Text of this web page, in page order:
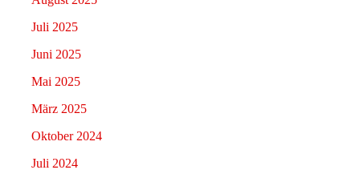
Juli 2025
Juni 2025
Mai 2025
März 2025
Oktober 2024
Juli 2024